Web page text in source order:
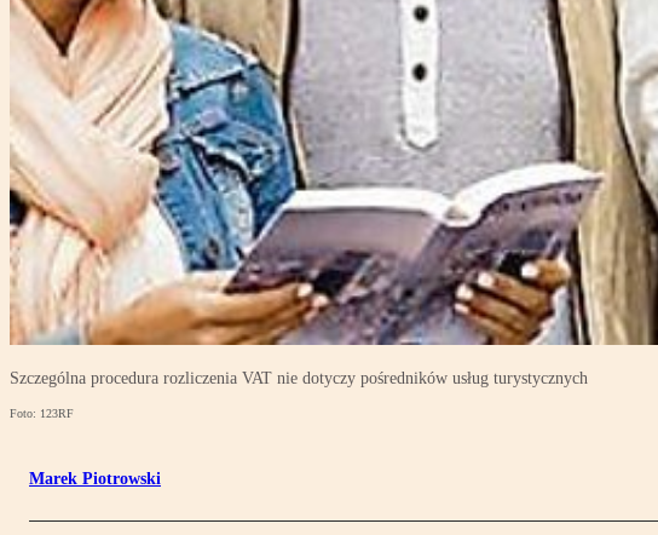
Szczególna procedura rozliczenia VAT nie dotyczy pośredników usług turystycznych
Foto: 123RF
Marek Piotrowski